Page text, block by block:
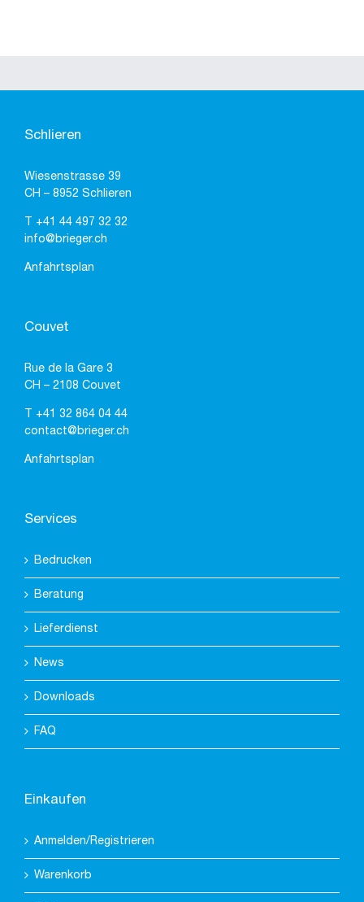
Schlieren
Wiesenstrasse 39
CH – 8952 Schlieren
+41 44 497 32 32
info@brieger.ch
Anfahrtsplan
Couvet
Rue de la Gare 3
CH – 2108 Couvet
+41 32 864 04 44
contact@brieger.ch
Anfahrtsplan
Services
Bedrucken
Beratung
Lieferdienst
News
Downloads
FAQ
Einkaufen
Anmelden/Registrieren
Warenkorb